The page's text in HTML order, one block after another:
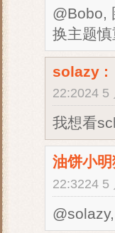
@Bobo,
换主题慎
solazy :
22:2024 5
我想看
油饼小
22:3224 5